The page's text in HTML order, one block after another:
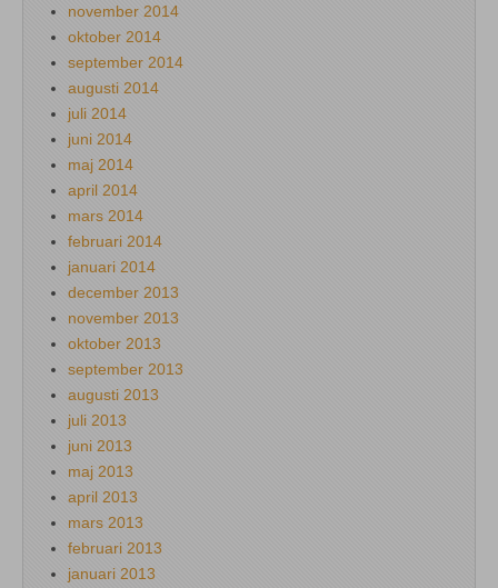
november 2014
oktober 2014
september 2014
augusti 2014
juli 2014
juni 2014
maj 2014
april 2014
mars 2014
februari 2014
januari 2014
december 2013
november 2013
oktober 2013
september 2013
augusti 2013
juli 2013
juni 2013
maj 2013
april 2013
mars 2013
februari 2013
januari 2013